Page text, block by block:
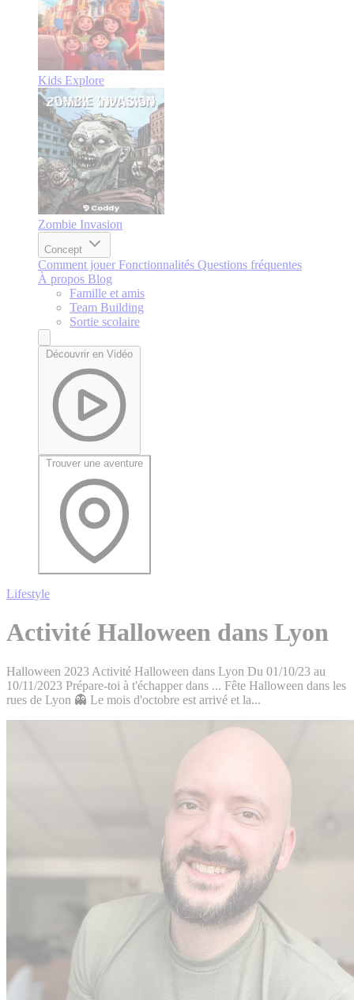
Kids Explore
Zombie Invasion
Concept
Comment jouer Fonctionnalités Questions fréquentes
À propos Blog
Famille et amis
Team Building
Sortie scolaire
Découvrir en Vidéo
Trouver une aventure
Lifestyle
Activité Halloween dans Lyon
Halloween 2023 Activité Halloween dans Lyon Du 01/10/23 au
10/11/2023 Prépare-toi à t'échapper dans ... Fête Halloween dans les
rues de Lyon 👻 Le mois d'octobre est arrivé et la...